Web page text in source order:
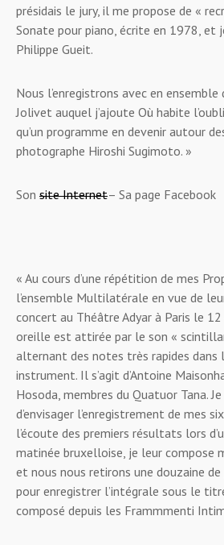
présidais le jury, il me propose de «
Sonate pour piano, écrite en 1978, et
Philippe Gueit.
Nous l’enregistrons avec en ensemble
Jolivet auquel j’ajoute Où habite
qu’un programme en devenir autour
photographe Hiroshi Sugimoto. »
Son site Internet– Sa page Facebook
« Au cours d’une répétition de mes
l’ensemble Multilatérale en vue de
concert au Théâtre Adyar à Paris le
oreille est attirée par le son «
alternant des notes très rapides dans
instrument. Il s’agit d’Antoine
Hosoda, membres du Quatuor Tana.
d’envisager l’enregistrement de mes
l’écoute des premiers résultats lors
matinée bruxelloise, je leur compose
et nous nous retirons une douzaine
pour enregistrer l’intégrale sous le
composé depuis les Frammmenti